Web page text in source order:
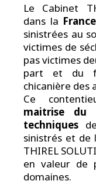
Le Cabinet
dans la
sinistrées au
victimes de
pas victimes
part et du
chicanière des
Ce
maitrise du
techniques
sinistrés et de
THIREL
en valeur de
domaines.